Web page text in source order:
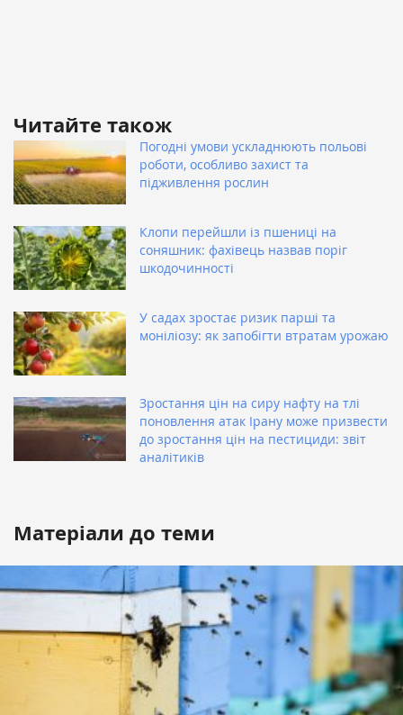
Читайте також
Погодні умови ускладнюють польові
роботи, особливо захист та
підживлення рослин
Клопи перейшли із пшениці на
соняшник: фахівець назвав поріг
шкодочинності
У садах зростає ризик парші та
моніліозу: як запобігти втратам урожаю
Зростання цін на сиру нафту на тлі
поновлення атак Ірану може призвести
до зростання цін на пестициди: звіт
аналітиків
Матеріали до теми